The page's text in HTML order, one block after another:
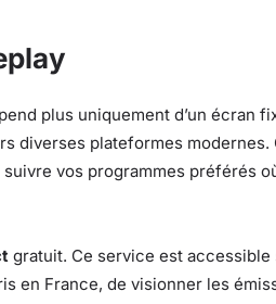
plus uniquement d’un écran
diverses plateformes modernes.
vos programmes préférés
gratuit. Ce service est accessible
en France, de visionner les